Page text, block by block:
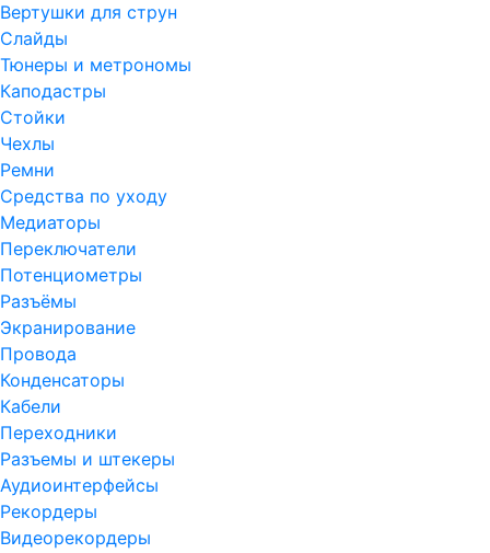
Вертушки для струн
Слайды
Тюнеры и метрономы
Каподастры
Стойки
Чехлы
Ремни
Средства по уходу
Медиаторы
Переключатели
Потенциометры
Разъёмы
Экранирование
Провода
Конденсаторы
Кабели
Переходники
Разъемы и штекеры
Аудиоинтерфейсы
Рекордеры
Видеорекордеры